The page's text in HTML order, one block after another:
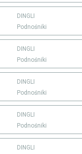
DINGLI
Podnośniki
DINGLI
Podnośniki
DINGLI
Podnośniki
DINGLI
Podnośniki
DINGLI